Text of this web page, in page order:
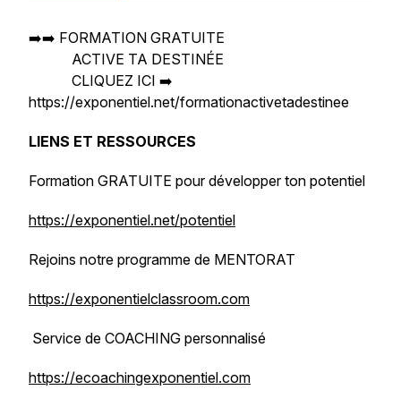
➡️➡️ FORMATION GRATUITE
ACTIVE TA DESTINÉE
CLIQUEZ ICI ➡️
https://exponentiel.net/formationactivetadestinee
LIENS ET RESSOURCES
Formation GRATUITE pour développer ton potentiel
https://exponentiel.net/potentiel
Rejoins notre programme de MENTORAT
https://exponentielclassroom.com
Service de COACHING personnalisé
https://ecoachingexponentiel.com